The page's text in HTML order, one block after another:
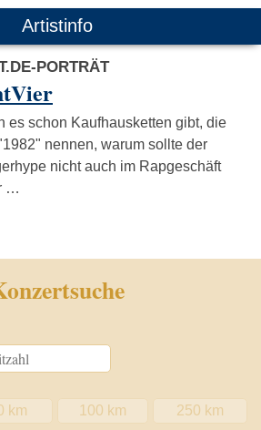
Artistinfo
PORTRÄT
es schon Kaufhausketten gibt, die
nennen, warum sollte der
nicht auch im Rapgeschäft
…
km 100 km 250 km